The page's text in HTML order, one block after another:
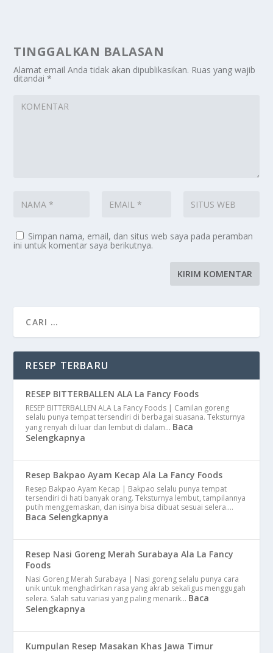
TINGGALKAN BALASAN
Alamat email Anda tidak akan dipublikasikan. Ruas yang wajib
ditandai*
Simpan nama, email, dan situs web saya pada peramban
ini untuk komentar saya berikutnya.
RESEP TERBARU
RESEP BITTERBALLEN ALA La Fancy Foods
RESEP BITTERBALLEN ALA La Fancy Foods | Camilan goreng
selalu punya tempat tersendiri di berbagai suasana. Teksturnya
yang renyah di luar dan lembut di dalam… Baca
Selengkapnya
Resep Bakpao Ayam Kecap Ala La Fancy Foods
Resep Bakpao Ayam Kecap | Bakpao selalu punya tempat
tersendiri di hati banyak orang. Teksturnya lembut, tampilannya
putih menggemaskan, dan isinya bisa dibuat sesuai selera.…
Baca Selengkapnya
Resep Nasi Goreng Merah Surabaya Ala La Fancy
Foods
Nasi Goreng Merah Surabaya | Nasi goreng selalu punya cara
unik untuk menghadirkan rasa yang akrab sekaligus menggugah
selera. Salah satu variasi yang paling menarik… Baca
Selengkapnya
Kumpulan Resep Masakan Khas Jawa Timur